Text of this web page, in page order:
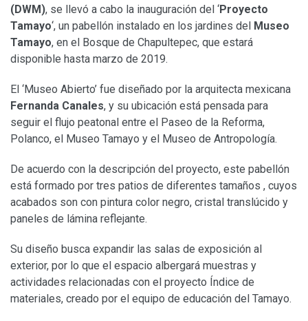
(DWM), se llevó a cabo la inauguración del ‘Proyecto
Tamayo‘, un pabellón instalado en los jardines del Museo
Tamayo, en el Bosque de Chapultepec, que estará
disponible hasta marzo de 2019.
El ‘Museo Abierto’ fue diseñado por la arquitecta mexicana
Fernanda Canales, y su ubicación está pensada para
seguir el flujo peatonal entre el Paseo de la Reforma,
Polanco, el Museo Tamayo y el Museo de Antropología.
De acuerdo con la descripción del proyecto, este pabellón
está formado por tres patios de diferentes tamaños , cuyos
acabados son con pintura color negro, cristal translúcido y
paneles de lámina reflejante.
Su diseño busca expandir las salas de exposición al
exterior, por lo que el espacio albergará muestras y
actividades relacionadas con el proyecto Índice de
materiales, creado por el equipo de educación del Tamayo.